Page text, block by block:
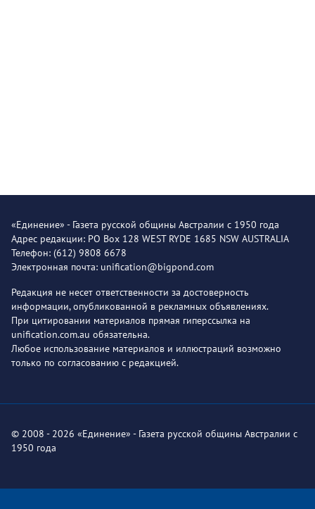
«Единение» - Газета русской общины Австралии с 1950 года
Адрес редакции: PO Box 128 WEST RYDE 1685 NSW AUSTRALIA
Телефон: (612) 9808 6678
Электронная почта: unification@bigpond.com
Редакция не несет ответственности за достоверность
информации, опубликованной в рекламных объявлениях.
При цитировании материалов прямая гиперссылка на
unification.com.au обязательна.
Любое использование материалов и иллюстраций возможно
только по согласованию с редакцией.
© 2008 - 2026 «Единение» - Газета русской общины Австралии с
1950 года